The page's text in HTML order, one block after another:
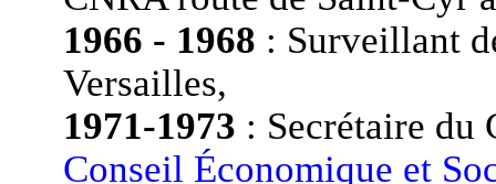
1966 - 1968 : Surveillant
Versailles,
1971-1973 : Secrétaire du
Conseil Économique et